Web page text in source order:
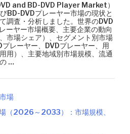
and BD-DVD Player Market）
BD-DVDプレーヤー市場の現状と
調査・分析しました。世界のDVD
ーヤー市場概要、主要企業の動向
市場シェア）、セグメント別市場
レーヤー、DVDプレーヤー、用
用）、主要地域別市場規模、流通
…
場
（2026～2033）：市場規模、